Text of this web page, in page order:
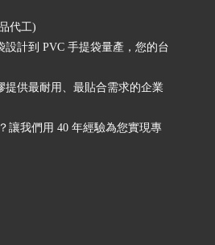
代工)
計到 PVC 手提袋量產，您的台
提供最耐用、最貼合需求的企業
讓我們用 40 年經驗為您實現專